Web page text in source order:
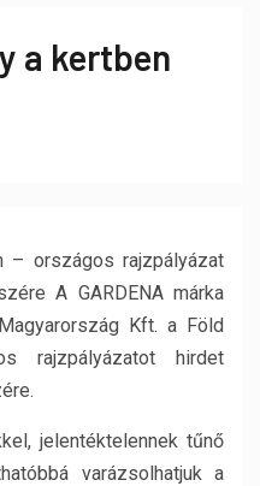
a kertben
– országos rajzpályázat
A GARDENA márka
Kft. a Föld
rajzpályázatot hirdet
jelentéktelennek tűnő
varázsolhatjuk a